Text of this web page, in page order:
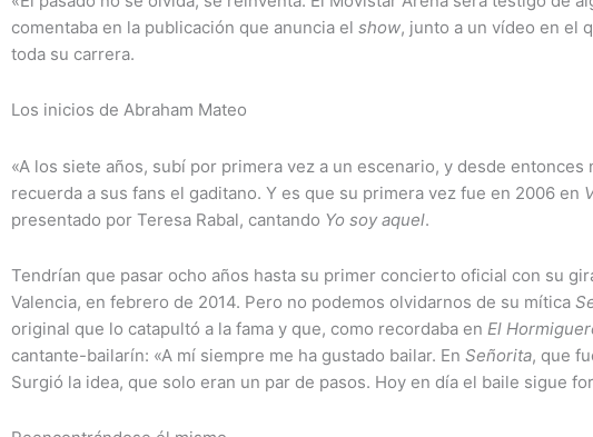
comentaba en la publicación que anuncia el show, junto a un vídeo en el
toda su carrera.
Los inicios de Abraham Mateo
«A los siete años, subí por primera vez a un escenario, y desde entonces
recuerda a sus fans el gaditano. Y es que su primera vez fue en 2006 en
presentado por Teresa Rabal, cantando Yo soy aquel.
Tendrían que pasar ocho años hasta su primer concierto oficial con su
Valencia, en febrero de 2014. Pero no podemos olvidarnos de su mítica
original que lo catapultó a la fama y que, como recordaba en El
cantante-bailarín: «A mí siempre me ha gustado bailar. En Señorita, que
Surgió la idea, que solo eran un par de pasos. Hoy en día el baile sigue